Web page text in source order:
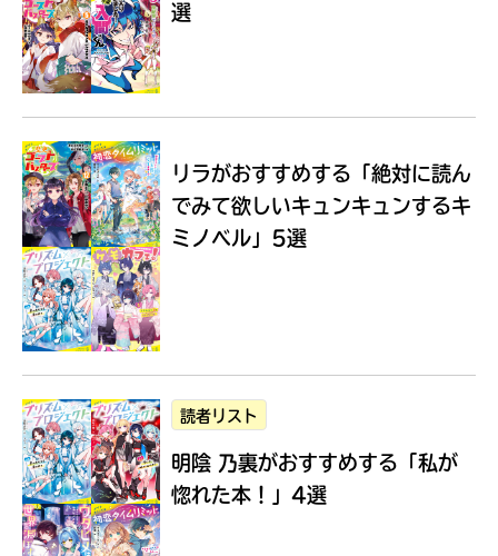
Loading...
選
リラがおすすめする 「絶対に読ん
でみて欲しいキュンキュンするキ
ミノベル」5選
読者リスト
明陰 乃裏がおすすめする 「私が
惚れた本！」4選
に
エ